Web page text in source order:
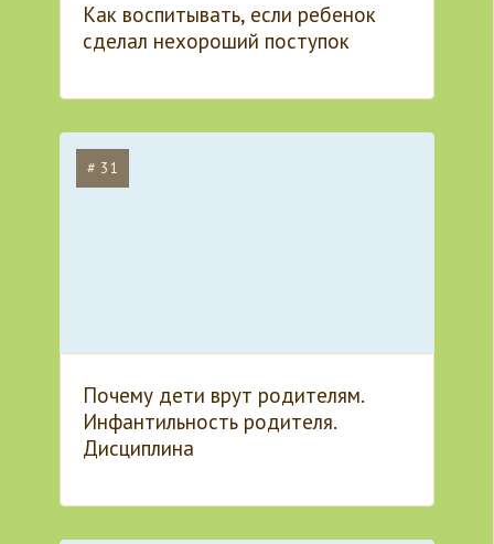
Как воспитывать, если ребенок
сделал нехороший поступок
# 31
Почему дети врут родителям.
Инфантильность родителя.
Дисциплина